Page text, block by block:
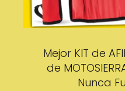
Mejor KIT de
de
Nunca